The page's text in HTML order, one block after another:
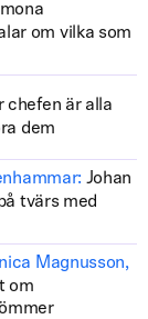
om vilka som
chefen är alla
dem
Johan
tvärs med
Magnusson,
om